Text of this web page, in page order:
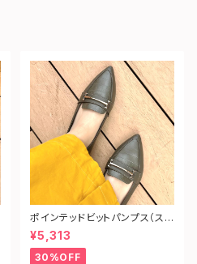
ポインテッドビットパンプス（ス
ネーク型押し）
¥5,313
30%OFF